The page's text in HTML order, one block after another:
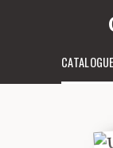
CATALOGUE